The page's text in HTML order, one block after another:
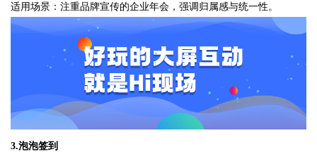
适用场景：注重品牌宣传的企业年会，强调归属感与统一性。
3.泡泡签到